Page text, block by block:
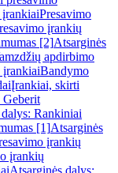
įrankiaiPresavimo
įrankių
[2]Atsarginės
apdirbimo
įrankiaiBandymo
Įrankiai, skirti
Geberit
Rankiniai
[1]Atsarginės
įrankių
įrankių
Atsarginės dalys: